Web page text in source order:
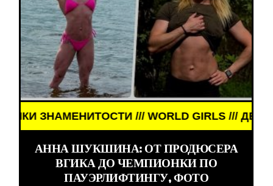
/// WORLD GIRLS /// ДЕВУШКИ
АННА ШУКШИНА: ОТ ПРОДЮСЕРА
ВГИКА ДО ЧЕМПИОНКИ ПО
ПАУЭРЛИФТИНГУ, ФОТО